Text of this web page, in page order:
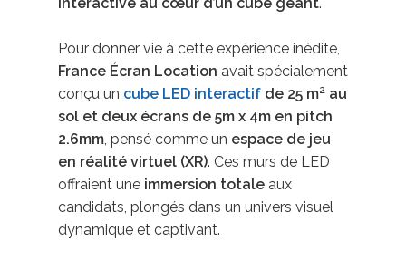
Pour donner vie à cette expérience inédite,
France Écran Location avait spécialement
conçu un cube LED interactif de 25 m² au
sol et deux écrans de 5m x 4m en pitch
2.6mm, pensé comme un espace de jeu
en réalité virtuel (XR). Ces murs de LED
offraient une immersion totale aux
candidats, plongés dans un univers visuel
dynamique et captivant.